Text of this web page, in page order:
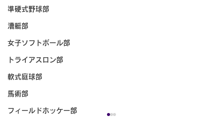
準硬式野球部
漕艇部
女子ソフトボール部
トライアスロン部
軟式庭球部
馬術部
フィールドホッケー部